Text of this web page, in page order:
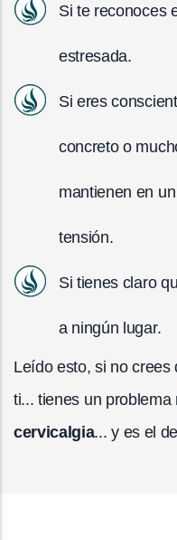
Si te reconoces
estresada.
Si eres
concreto o
mantienen en
tensión.
Si tienes claro
a ningún lugar.
Leído esto, si no crees
ti... tienes un
cervicalgia... y es el